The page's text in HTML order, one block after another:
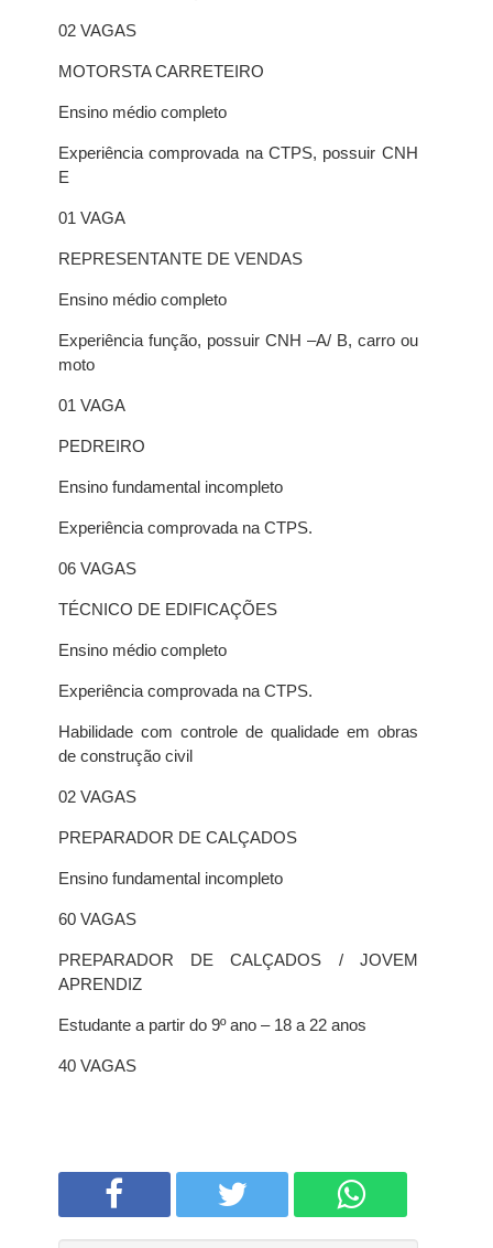
02 VAGAS
MOTORSTA CARRETEIRO
Ensino médio completo
Experiência comprovada na CTPS, possuir CNH
E
01 VAGA
REPRESENTANTE DE VENDAS
Ensino médio completo
Experiência função, possuir CNH –A/ B, carro ou
moto
01 VAGA
PEDREIRO
Ensino fundamental incompleto
Experiência comprovada na CTPS.
06 VAGAS
TÉCNICO DE EDIFICAÇÕES
Ensino médio completo
Experiência comprovada na CTPS.
Habilidade com controle de qualidade em obras
de construção civil
02 VAGAS
PREPARADOR DE CALÇADOS
Ensino fundamental incompleto
60 VAGAS
PREPARADOR DE CALÇADOS / JOVEM
APRENDIZ
Estudante a partir do 9º ano – 18 a 22 anos
40 VAGAS